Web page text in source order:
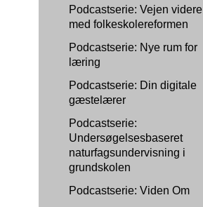
Podcastserie: Vejen videre
med folkeskolereformen
Podcastserie: Nye rum for
læring
Podcastserie: Din digitale
gæstelærer
Podcastserie:
Undersøgelsesbaseret
naturfagsundervisning i
grundskolen
Podcastserie: Viden Om